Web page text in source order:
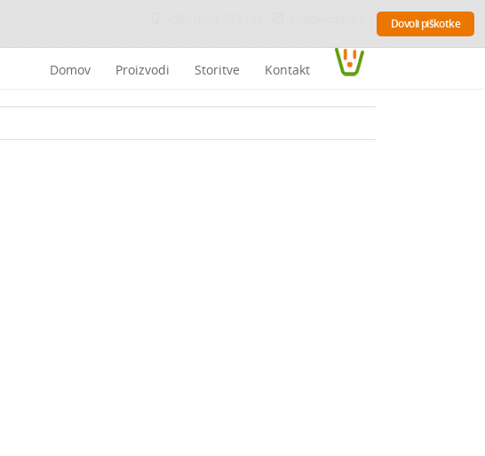
Dovoli piškotke
Domov Proizvodi Storitve Kontakt